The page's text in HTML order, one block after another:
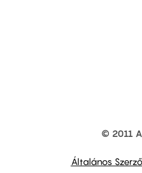
© 2011
Általános